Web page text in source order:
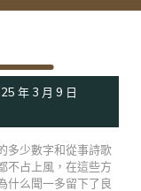
年 3 月 9 日
多少數字和從事詩歌
不占上風，在這些方
什么聞一多留下了良